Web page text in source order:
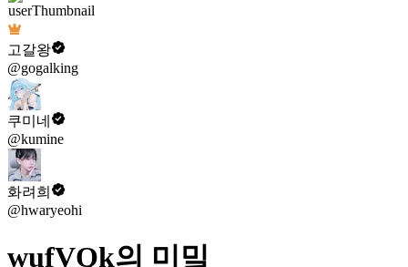
고갈왕
@gogalking
쿠미네
@kumine
화려희
@hwaryeohi
wufVQk의 미밐